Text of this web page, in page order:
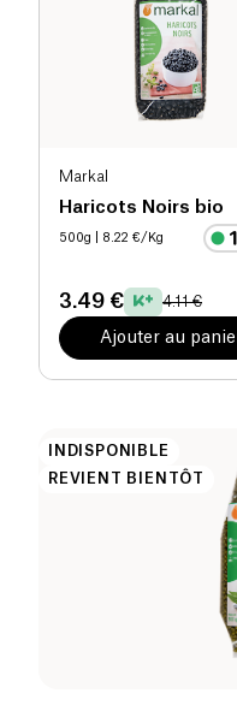
Markal
Haricots Noirs bio
500g | 8.22 €/Kg
3.49 € 4.11 €
Ajouter au
INDISPONIBLE
REVIENT BIENTÔT